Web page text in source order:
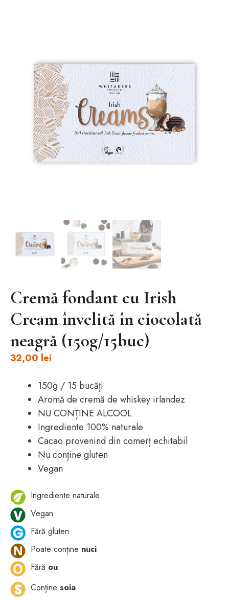
Cremă fondant cu Irish
Cream învelită în ciocolată
neagră (150g/15buc)
32,00 lei
150g / 15 bucăți
Aromă de cremă de whiskey irlandez
NU CONȚINE ALCOOL
Ingrediente 100% naturale
Cacao provenind din comerț echitabil
Nu conține gluten
Vegan
Ingrediente naturale
Vegan
Fără gluten
Poate conține nuci
Fără ou
Conține soia